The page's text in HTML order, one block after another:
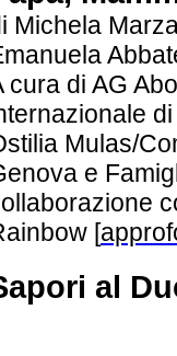
Michela
cura di AG
Mulas/
e
[
al